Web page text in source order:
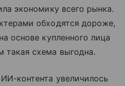
экономику всего рынка.
обходятся дороже,
основе купленного лица
схема выгодна.
контента увеличилось